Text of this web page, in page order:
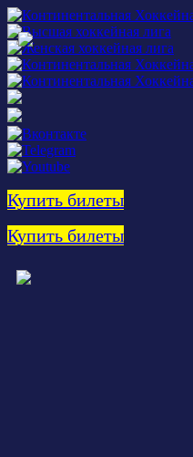
Купить билеты
Купить билеты